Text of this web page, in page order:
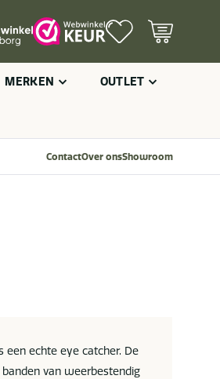
MERKEN OUTLET
ContactOver onsShowroom
een echte eye catcher. De
van weerbestendig